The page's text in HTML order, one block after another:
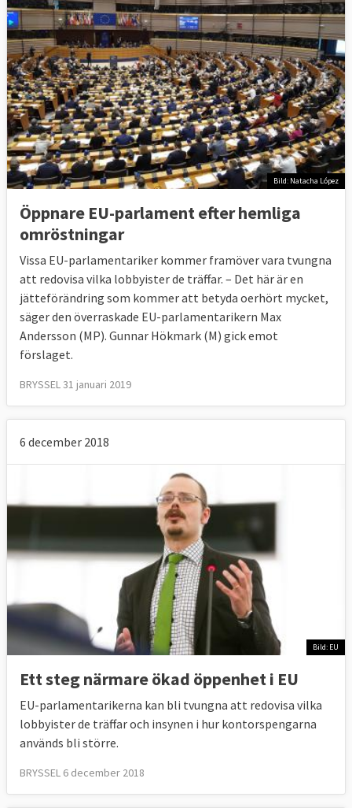
Bild: Natacha López
Öppnare EU-parlament efter hemliga
omröstningar
Vissa EU-parlamentariker kommer framöver vara tvungna
att redovisa vilka lobbyister de träffar. – Det här är en
jätteförändring som kommer att betyda oerhört mycket,
säger den överraskade EU-parlamentarikern Max
Andersson (MP). Gunnar Hökmark (M) gick emot
förslaget.
BRYSSEL 31 januari 2019
6 december 2018
Bild: EU
Ett steg närmare ökad öppenhet i EU
EU-parlamentarikerna kan bli tvungna att redovisa vilka
lobbyister de träffar och insynen i hur kontorspengarna
används bli större.
BRYSSEL 6 december 2018